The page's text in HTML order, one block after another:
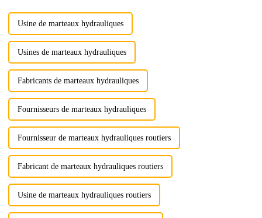
Usine de marteaux hydrauliques
Usines de marteaux hydrauliques
Fabricants de marteaux hydrauliques
Fournisseurs de marteaux hydrauliques
Fournisseur de marteaux hydrauliques routiers
Fabricant de marteaux hydrauliques routiers
Usine de marteaux hydrauliques routiers